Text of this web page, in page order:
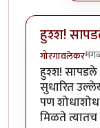
हुश्श!
गोरगावलेकर
हुश्श! सापडले
सुधारित
पण शोधाशोध
मिळते